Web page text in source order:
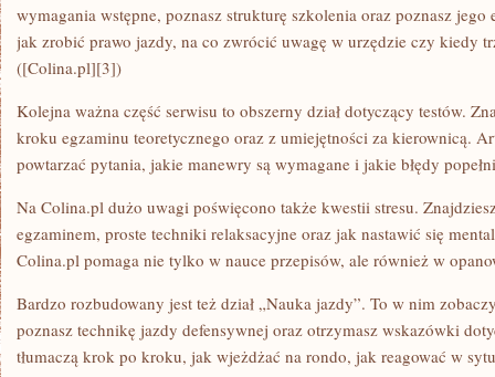
wymagania wstępne, poznasz strukturę szkolenia oraz poznasz
jak zrobić prawo jazdy, na co zwrócić uwagę w urzędzie czy kiedy
([Colina.pl][3])
Kolejna ważna część serwisu to obszerny dział dotyczący testów.
kroku egzaminu teoretycznego oraz z umiejętności za kierownicą.
powtarzać pytania, jakie manewry są wymagane i jakie błędy
Na Colina.pl dużo uwagi poświęcono także kwestii stresu.
egzaminem, proste techniki relaksacyjne oraz jak nastawić się
Colina.pl pomaga nie tylko w nauce przepisów, ale również w
Bardzo rozbudowany jest też dział „Nauka jazdy”. To w nim
poznasz technikę jazdy defensywnej oraz otrzymasz wskazówki
tłumaczą krok po kroku, jak wjeżdżać na rondo, jak reagować w